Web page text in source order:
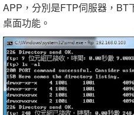
APP，分別是FTP伺服器，BT
桌面功能。